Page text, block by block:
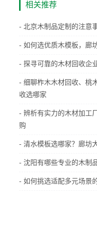
相关推荐
- 北京木制品定制的注意
- 如何选优质木模板，廊
- 探寻可靠的木材回收企
- 细聊柞木木材回收、桃
收选哪家
- 辨析有实力的木材加工
购
- 清水模板选哪家？廊坊
- 沈阳有哪些专业的木制
- 如何挑选适配多元场景